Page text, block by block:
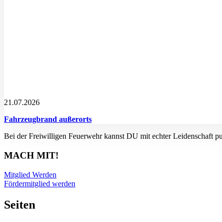
21.07.2026
Fahrzeugbrand außerorts
Bei der Freiwilligen Feuerwehr kannst DU mit echter Leidenschaft
MACH MIT!
Mitglied Werden
Fördermitglied werden
Seiten